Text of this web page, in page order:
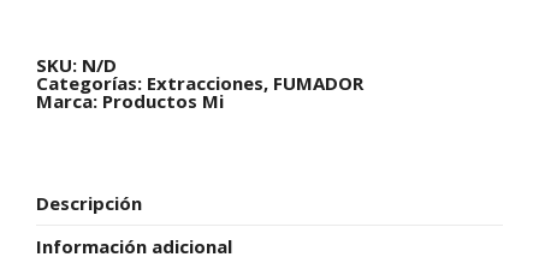
SKU: N/D
Categorías: Extracciones, FUMADOR
Marca: Productos Mi
Descripción
Información adicional